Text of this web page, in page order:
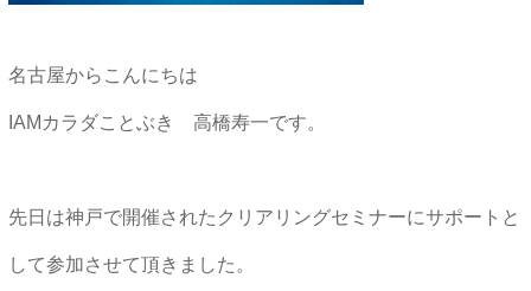
名古屋からこんにちは
IAMカラダことぶき 高橋寿一です。
先日は神戸で開催されたクリアリングセミナーにサポートと
して参加させて頂きました。